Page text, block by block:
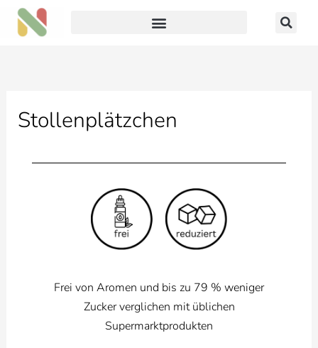
Zum
Inhalt
Stollenplätzchen
Frei von Aromen und bis zu 79 % weniger
Zucker verglichen mit üblichen
Supermarktprodukten